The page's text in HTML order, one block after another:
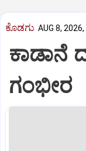
ಕೊಡಗು AUG 8,
ಕಾಡಾನೆ
ಗಂಭೀರ